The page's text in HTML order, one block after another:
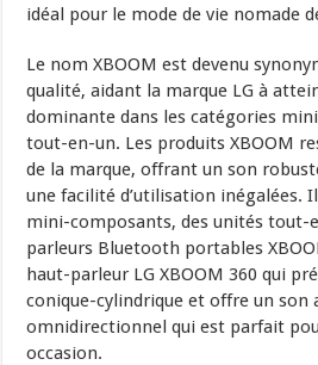
idéal pour le mode de vie nomade
Le nom XBOOM est devenu
qualité, aidant la marque LG à
dominante dans les catégories
tout-en-un. Les produits XBOOM
de la marque, offrant un son
une facilité d’utilisation inégalées.
mini-composants, des unités tout-
parleurs Bluetooth portables
haut-parleur LG XBOOM 360 qui
conique-cylindrique et offre un son
omnidirectionnel qui est parfait
occasion.